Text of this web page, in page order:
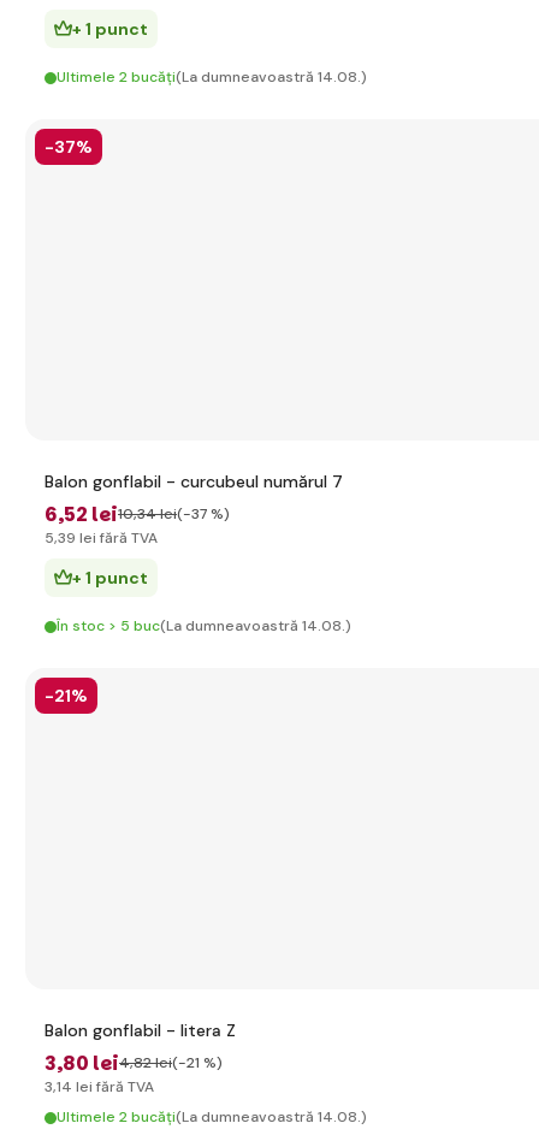
+ 1 punct
Ultimele 2 bucăți(La dumneavoastră 14.08.)
-37%
Balon gonflabil - curcubeul numărul 7
6,52 lei10,34 lei(-37 %)
5,39 lei fără TVA
+ 1 punct
În stoc > 5 buc(La dumneavoastră 14.08.)
-21%
Balon gonflabil - litera Z
3,80 lei4,82 lei(-21 %)
3,14 lei fără TVA
Ultimele 2 bucăți(La dumneavoastră 14.08.)